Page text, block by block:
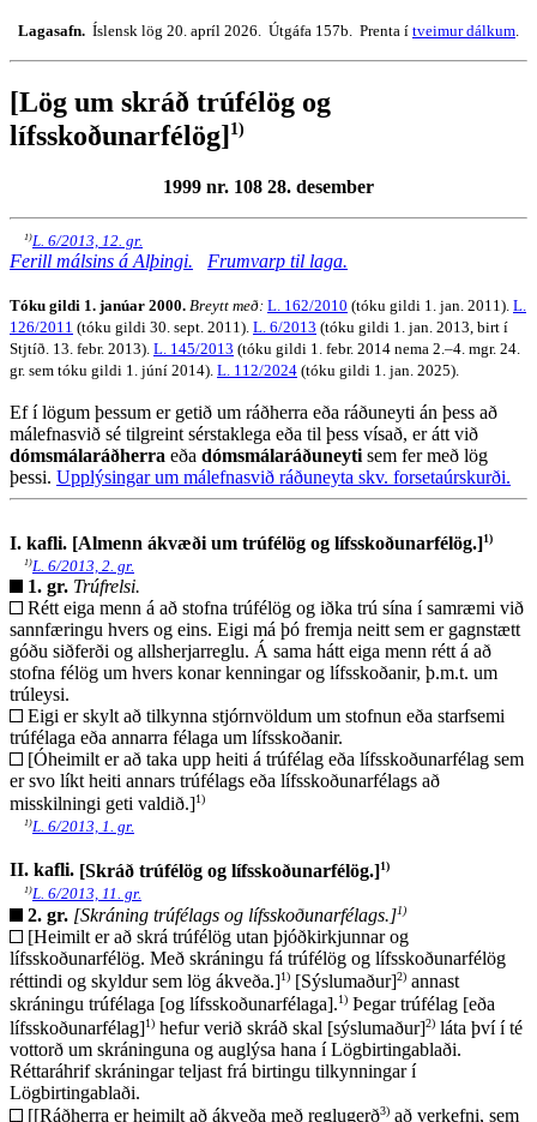
Lagasafn. Íslensk lög 20. apríl 2026. Útgáfa 157b. Prenta í tveimur dálkum.
[Lög um skráð trúfélög og
lífsskoðunarfélög]1)
1999 nr. 108 28. desember
1)L. 6/2013, 12. gr.
Ferill málsins á Alþingi. Frumvarp til laga.
Tóku gildi 1. janúar 2000. Breytt með: L. 162/2010 (tóku gildi 1. jan. 2011). L.
126/2011 (tóku gildi 30. sept. 2011). L. 6/2013 (tóku gildi 1. jan. 2013, birt í
Stjtíð. 13. febr. 2013). L. 145/2013 (tóku gildi 1. febr. 2014 nema 2.–4. mgr. 24.
gr. sem tóku gildi 1. júní 2014). L. 112/2024 (tóku gildi 1. jan. 2025).
Ef í lögum þessum er getið um ráðherra eða ráðuneyti án þess að
málefnasvið sé tilgreint sérstaklega eða til þess vísað, er átt við
dómsmálaráðherra eða dómsmálaráðuneyti sem fer með lög
þessi. Upplýsingar um málefnasvið ráðuneyta skv. forsetaúrskurði.
I. kafli. [Almenn ákvæði um trúfélög og lífsskoðunarfélög.]1)
1)L. 6/2013, 2. gr.
1. gr. Trúfrelsi.
Rétt eiga menn á að stofna trúfélög og iðka trú sína í samræmi við
sannfæringu hvers og eins. Eigi má þó fremja neitt sem er gagnstætt
góðu siðferði og allsherjarreglu. Á sama hátt eiga menn rétt á að
stofna félög um hvers konar kenningar og lífsskoðanir, þ.m.t. um
trúleysi.
Eigi er skylt að tilkynna stjórnvöldum um stofnun eða starfsemi
trúfélaga eða annarra félaga um lífsskoðanir.
[Óheimilt er að taka upp heiti á trúfélag eða lífsskoðunarfélag sem
er svo líkt heiti annars trúfélags eða lífsskoðunarfélags að
misskilningi geti valdið.] 1)
1)L. 6/2013, 1. gr.
II. kafli. [Skráð trúfélög og lífsskoðunarfélög.]1)
1)L. 6/2013, 11. gr.
2. gr. [Skráning trúfélags og lífsskoðunarfélags.]1)
[Heimilt er að skrá trúfélög utan þjóðkirkjunnar og
lífsskoðunarfélög. Með skráningu fá trúfélög og lífsskoðunarfélög
réttindi og skyldur sem lög ákveða.] 1) [Sýslumaður]2) annast
skráningu trúfélaga [og lífsskoðunarfélaga].1) Þegar trúfélag [eða
lífsskoðunarfélag]1) hefur verið skráð skal [sýslumaður]2) láta því í té
vottorð um skráninguna og auglýsa hana í Lögbirtingablaði.
Réttaráhrif skráningar teljast frá birtingu tilkynningar í
Lögbirtingablaði.
[[Ráðherra er heimilt að ákveða með reglugerð3) að verkefni, sem